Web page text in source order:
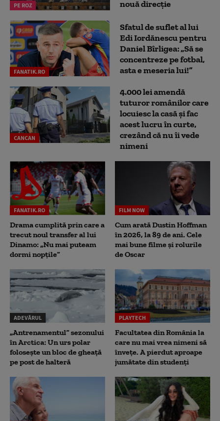
PE ROZ nouă direcție
FANATIK.RO
Sfatul de suflet al lui
Edi Iordănescu pentru
Daniel Bîrligea: „Să se
concentreze pe fotbal,
asta e meseria lui!”
CANCAN
4.000 lei amendă
tuturor românilor care
locuiesc la casă și fac
acest lucru în curte,
crezând că nu îi vede
nimeni
FANATIK.RO
Drama cumplită prin care a
trecut noul transfer al lui
Dinamo: „Nu mai puteam
dormi nopțile”
FILM NOW
Cum arată Dustin Hoffman
în 2026, la 89 de ani. Cele
mai bune filme și rolurile
de Oscar
ADEVĂRUL
„Antrenamentul” sezonului
în Arctica: Un urs polar
folosește un bloc de gheață
pe post de halteră
PLAYTECH
Facultatea din România la
care nu mai vrea nimeni să
înveţe. A pierdut aproape
jumătate din studenţi